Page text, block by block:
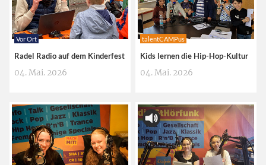
Vor Ort
Radel Radio auf dem Kinderfest
04. Mai. 2026
talentCAMPus
Kids lernen die Hip-Hop-Kultur
04. Mai. 2026